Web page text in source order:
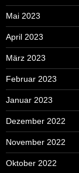
Mai 2023
April 2023
März 2023
Februar 2023
Januar 2023
Dezember 2022
November 2022
Oktober 2022